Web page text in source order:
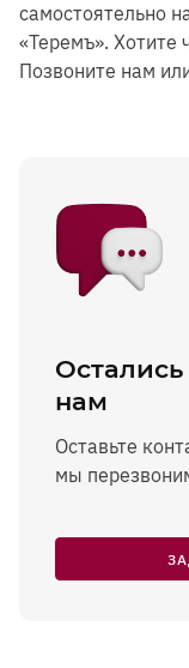
самостоятельно
«Теремъ». Хотите
Позвоните нам
нам
Оставьте
мы